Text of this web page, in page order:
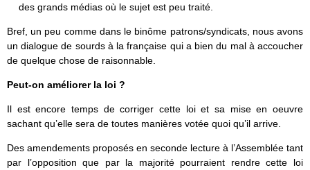
des grands médias où le sujet est peu traité.
Bref, un peu comme dans le binôme patrons/syndicats, nous avons
un dialogue de sourds à la française qui a bien du mal à accoucher
de quelque chose de raisonnable.
Peut-on améliorer la loi ?
Il est encore temps de corriger cette loi et sa mise en oeuvre
sachant qu’elle sera de toutes manières votée quoi qu’il arrive.
Des amendements proposés en seconde lecture à l’Assemblée tant
par l’opposition que par la majorité pourraient rendre cette loi